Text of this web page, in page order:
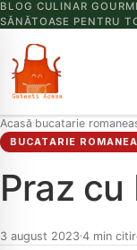
BLOG CULINAR
SĂNĂTOASE PENTRU
Acasă›bucatarie
BUCATARIE
Praz cu
3 august 2023 4 min